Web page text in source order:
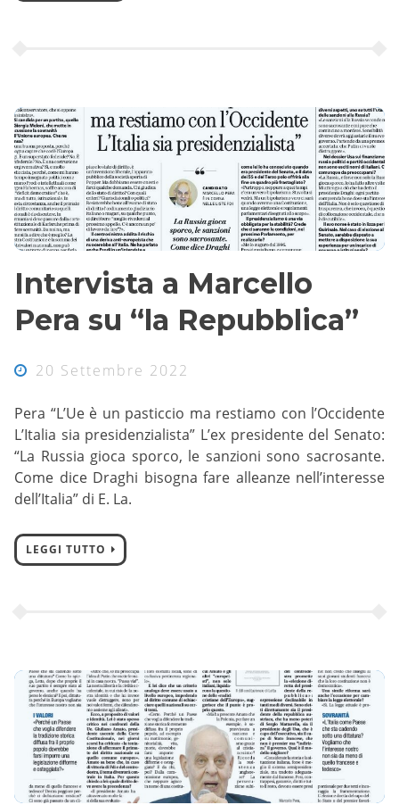
Intervista a Marcello
Pera su “la Repubblica”
20 Settembre 2022
Pera “L’Ue è un pasticcio ma restiamo con l’Occidente
L’Italia sia presidenzialista” L’ex presidente del Senato:
“La Russia gioca sporco, le sanzioni sono sacrosante.
Come dice Draghi bisogna fare alleanze nell’interesse
dell’Italia” di E. La.
LEGGI TUTTO